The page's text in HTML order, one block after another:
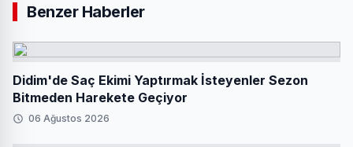
Benzer Haberler
Didim'de Saç Ekimi Yaptırmak İsteyenler Sezon
Bitmeden Harekete Geçiyor
06 Ağustos 2026